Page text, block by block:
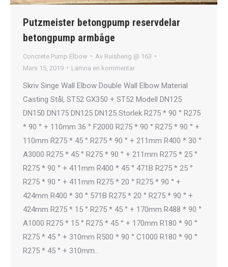
Putzmeister betongpump reservdelar
betongpump armbåge
Concrete Pump Elbow Av Ruisheng @ 163
Mars 15, 2019
Lämna en kommentar
Skriv Singe Wall Elbow Double Wall Elbow Material
Casting Stål, ST52 GX350 + ST52 Modell DN125
DN150 DN175 DN125 DN125 Storlek R275 * 90 ° R275
* 90 ° + 110mm 36 ° F2000 R275 * 90 ° R275 * 90 ° +
110mm R275 * 45 ° R275 * 90 ° + 211mm R400 * 30 °
A3000 R275 * 45 ° R275 * 90 ° + 211mm R275 * 25 °
R275 * 90 ° + 411mm R400 * 45 ° 471B R275 * 25 °
R275 * 90 ° + 411mm R275 * 20 ° R275 * 90 ° +
424mm R400 * 30 ° 571B R275 * 20 ° R275 * 90 ° +
424mm R275 * 15 ° R275 * 45 ° + 170mm R488 * 90 °
A1000 R275 * 15 ° R275 * 45 ° + 170mm R180 * 90 °
R275 * 45 ° + 310mm R500 * 90 ° C1000 R180 * 90 °
R275 * 45 ° + 310mm…